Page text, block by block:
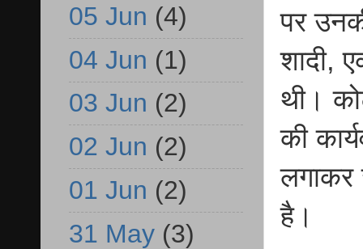
पर
शादी,
थी।
की
लगाकर
है।
05 Jun (4)
04 Jun (1)
03 Jun (2)
02 Jun (2)
01 Jun (2)
31 May (3)